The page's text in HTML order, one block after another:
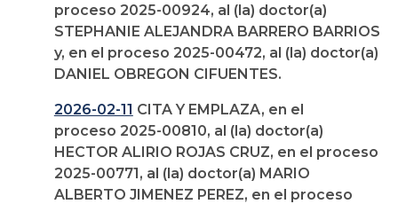
proceso 2025-00924, al (la) doctor(a)
STEPHANIE ALEJANDRA BARRERO BARRIOS
y, en el proceso 2025-00472, al (la) doctor(a)
DANIEL OBREGON CIFUENTES.
2026-02-11 CITA Y EMPLAZA, en el
proceso 2025-00810, al (la) doctor(a)
HECTOR ALIRIO ROJAS CRUZ, en el proceso
2025-00771, al (la) doctor(a) MARIO
ALBERTO JIMENEZ PEREZ, en el proceso